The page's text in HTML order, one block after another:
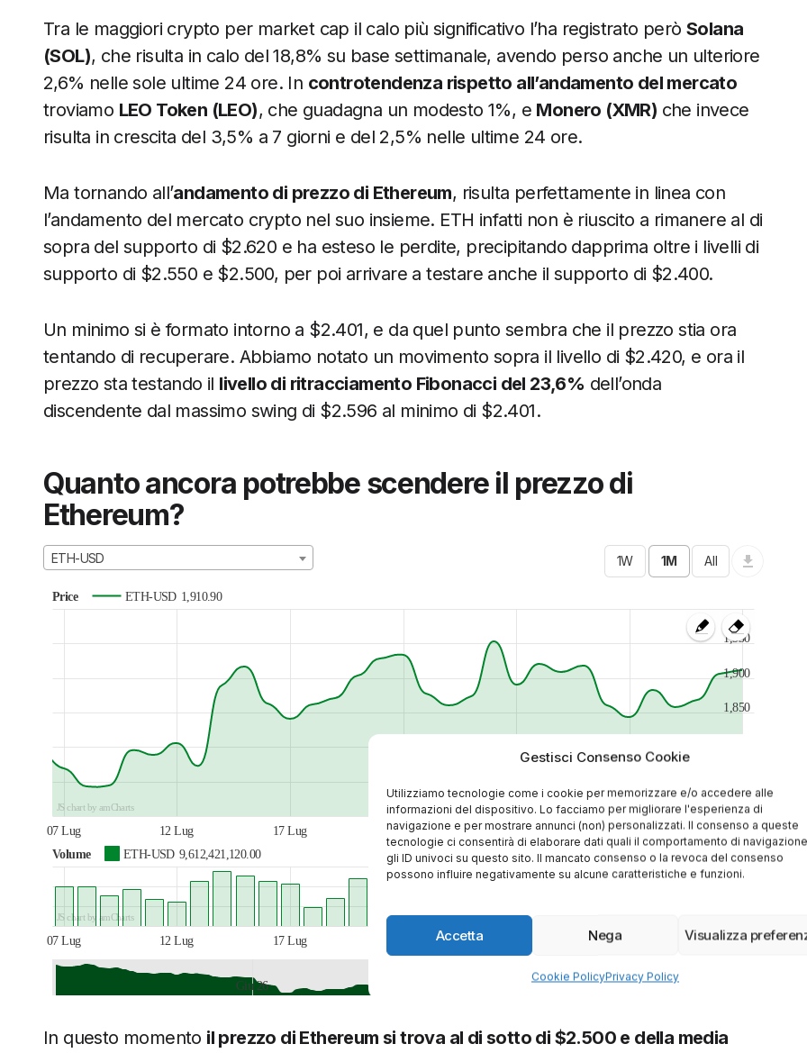
Gestisci Consenso Cookie
Utilizziamo tecnologie come i cookie per memorizzare e/o accedere alle
informazioni del dispositivo. Lo facciamo per migliorare l'esperienza di
navigazione e per mostrare annunci (non) personalizzati. Il consenso a queste
tecnologie ci consentirà di elaborare dati quali il comportamento di
gli ID univoci su questo sito. Il mancato consenso o la revoca del consenso
possono influire negativamente su alcune caratteristiche e funzioni.
Accetta Nega Visualizza
Cookie PolicyPrivacy Policy
Tra le maggiori crypto per market cap il calo più significativo l’ha registrato peròSolana
(SOL), che risulta in calo del 18,8% su base settimanale, avendo perso anche un ulteriore
2,6% nelle sole ultime 24 ore. In controtendenza rispetto all’andamento del mercato
troviamo LEO Token (LEO), che guadagna un modesto 1%, e Monero (XMR) che invece
risulta in crescita del 3,5% a 7 giorni e del 2,5% nelle ultime 24 ore.
Ma tornando all’andamento di prezzo di Ethereum, risulta perfettamente in linea con
l’andamento del mercato crypto nel suo insieme. ETH infatti non è riuscito a rimanere al di
sopra del supporto di $2.620 e ha esteso le perdite, precipitando dapprima oltre i livelli di
supporto di $2.550 e $2.500, per poi arrivare a testare anche il supporto di $2.400.
Un minimo si è formato intorno a $2.401, e da quel punto sembra che il prezzo stia ora
tentando di recuperare. Abbiamo notato un movimento sopra il livello di $2.420, e ora il
prezzo sta testando il livello di ritracciamento Fibonacci del 23,6% dell’onda
discendente dal massimo swing di $2.596 al minimo di $2.401.
Quanto ancora potrebbe scendere il prezzo di
Ethereum?
ETH-USD
Price ETH-USD 1,910.90
07 Lug 12 Lug 17 Lug 22 Lug 27 Lug Ago 26 06 Ago
1,700
1,850
1,900
1,950
JS chart by amCharts
Volume ETH-USD 9,612,421,120.00
07 Lug 12 Lug 17 Lug Ago 26 06 Ago
10,000,000,000
JS chart by amCharts
Giu 26
In questo momento il prezzo di Ethereum si trova al di sotto di $2.500 e della media